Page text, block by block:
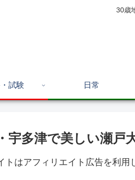
30歳
試験 日常
宇多津で美しい瀬戸
はアフィリエイト広告を利用